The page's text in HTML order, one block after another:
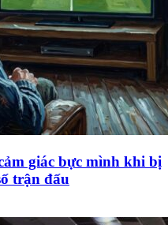
giác bực mình khi bị
trận đấu